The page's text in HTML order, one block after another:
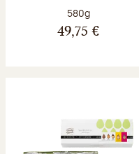
Poids net :
580g
49,75 €